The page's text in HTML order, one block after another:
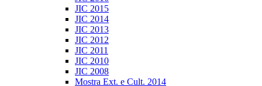
JIC 2015
JIC 2014
JIC 2013
JIC 2012
JIC 2011
JIC 2010
JIC 2008
Mostra Ext. e Cult. 2014